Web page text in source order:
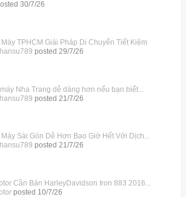
30/7/26
TPHCM Giải Pháp Di Chuyển Tiết Kiệm
posted 29/7/26
Nha Trang dễ dàng hơn nếu bạn biết...
posted 21/7/26
Sài Gòn Dễ Hơn Bao Giờ Hết Với Dịch...
posted 21/7/26
Cần Bán HarleyDavidson Iron 883 2016...
posted 10/7/26